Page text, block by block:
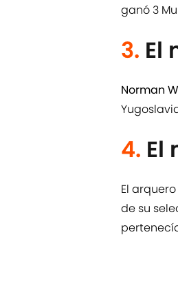
ganó 3
3. El
Norman
4. El
El
de su